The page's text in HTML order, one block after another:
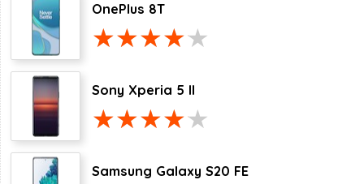
OnePlus 8T
Sony Xperia 5 II
Samsung Galaxy S20 FE